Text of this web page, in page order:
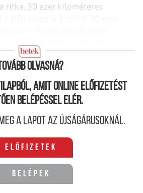
ritka, 30 ezer kilométeres
friss csomagolásban
olvasná?
amit online előfizetést
belépéssel elér.
a lapot az újságárusoknál.
Előfizetek
Belépek